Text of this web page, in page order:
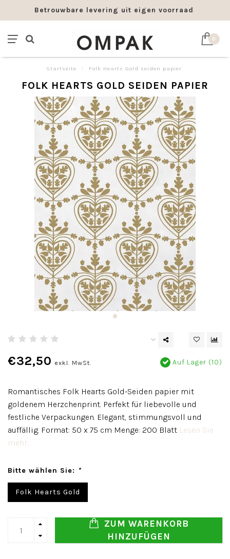
Betrouwbare levering uit eigen voorraad
0
Startseite Folk Hearts Gold seiden papier
FOLK HEARTS GOLD SEIDEN PAPIER
€32,50 exkl. MwSt. Auf Lager (10)
Romantisches Folk Hearts Gold-Seiden papier mit
goldenem Herzchenprint. Perfekt für liebevolle und
festliche Verpackungen. Elegant, stimmungsvoll und
auffällig. Format: 50 x 75 cm Menge: 200 Blatt Lesen Sie
mehr..
Bitte wählen Sie: *
Folk Hearts Gold
ZUM WARENKORB
HINZUFÜGEN